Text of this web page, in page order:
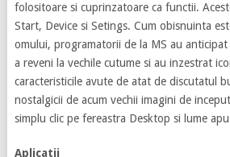
folositoare si cuprinzatoare ca functii.
Start, Device si Setings. Cum obisnuinta
omului, programatorii de la MS au
a reveni la vechile cutume si au inzestrat
caracteristicile avute de atat de discutatul
nostalgicii de acum vechii imagini de
simplu clic pe fereastra Desktop si lume
Aplicatii